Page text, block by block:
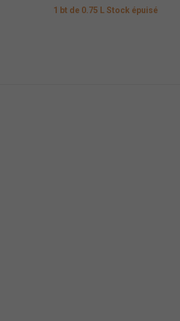
1 bt de 0.75 L Stock épuisé